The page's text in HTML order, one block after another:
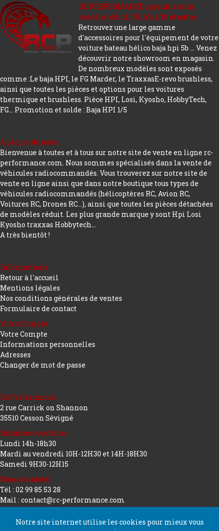
RC PERFORMANCE spécialiste du
modèle réduit 1/5, 1/8, 1/10 et autre.
Retrouvez une large gamme
d'accessoires pour l'équipement de votre
voiture bateau hélico baja hpi 5b ... Venez
découvrir notre showroom en magasin.
De nombreux modèles sont exposés
comme :Le baja HPI, le FG Marder, le TraxxasE-revo brushless,
ainsi que toutes les pièces et options pour les voitures
thermique et brushless. Pièce HPI, Losi, Kyosho, HobbyTech,
FG... Promotion et solde : Baja HPI 1/5
A propos de nous
Bienvenue à toutes et à tous sur notre site de vente en ligne rc-
performance.com. Nous sommes spécialisés dans la vente de
véhicules radiocommandés. Vous trouverez sur notre site de
vente en ligne ainsi que dans notre boutique tous types de
véhicules radiocommandés (hélicoptères RC, Avion RC,
Voitures RC, Drones RC…), ainsi que toutes les pièces détachées
de modèles réduit. Les plus grande marque y sont Hpi Losi
Kyosho traxxas Hobbytech...
A très bientôt !
Informations
Retour à l'accueil
Mentions légales
Nos conditions générales de ventes
Formulaire de contact
Votre Compte
Votre Compte
Informations personnelles
Adresses
Changer de mot de passe
Rc Performance
2 rue Carrick on Shannon
35510 Cesson Sévigné
Horaires ouverture :
Lundi 14h-18h30
Mardi au vendredi 10H-12H30 et 14H-18H30
Samedi 9H30-12H15
Nous contacter
Tél : 02 99 85 53 28
Mail : contact@rc-performance.com
Notre site internet utilise les cookies pour mieux vous